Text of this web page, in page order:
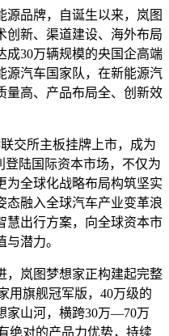
源品牌，自诞生以来，岚图
创新、渠道建设、海外布局
成30万辆规模的央国企高端
源汽车国家队，在新能源汽
量高、产品布局全、创新效
交所主板挂牌上市，成为
登陆国际资本市场，不仅为
为全球化战略布局构筑坚实
态融入全球汽车产业变革浪
慧出行方案，向全球资本市
潜力。
，岚图梦想家正构建起完整
用旗舰冠军版，40万级的
家山河，横跨30万—70万
绝对的产品力优势，持续